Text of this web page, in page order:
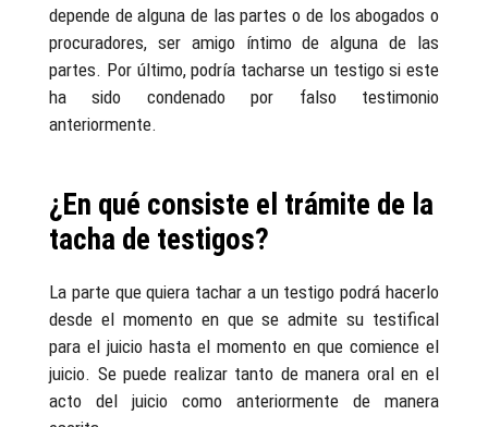
depende de alguna de las partes o de los abogados o
procuradores, ser amigo íntimo de alguna de las
partes. Por último, podría tacharse un testigo si este
ha sido condenado por falso testimonio
anteriormente.
¿En qué consiste el trámite de la
tacha de testigos?
La parte que quiera tachar a un testigo podrá hacerlo
desde el momento en que se admite su testifical
para el juicio hasta el momento en que comience el
juicio. Se puede realizar tanto de manera oral en el
acto del juicio como anteriormente de manera